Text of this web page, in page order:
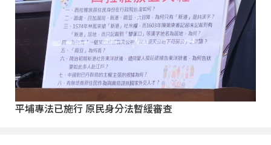
平埔專法已施行 原民身分法暫緩審查